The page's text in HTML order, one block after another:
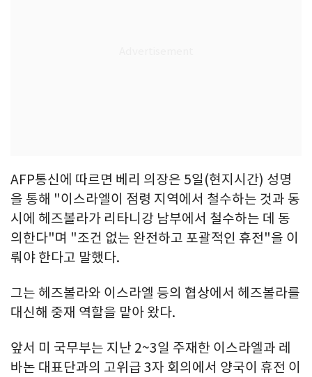
AFP통신에 따르면 베리 의장은 5일(현지시간) 성명
을 통해 "이스라엘이 점령 지역에서 철수하는 것과 동
시에 헤즈볼라가 리타니강 남부에서 철수하는 데 동
의한다"며 "조건 없는 완전하고 포괄적인 휴전"을 이
뤄야 한다고 말했다.
그는 헤즈볼라와 이스라엘 등의 협상에서 헤즈볼라를
대신해 중재 역할을 맡아 왔다.
앞서 미 국무부는 지난 2~3일 주재한 이스라엘과 레
바논 대표단과의 고위급 3자 회의에서 양국이 휴전 이